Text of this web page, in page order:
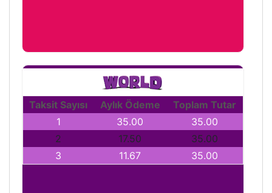
Taksit Sayısı Aylık Ödeme
Toplam Tutar
1
35.00
35.00
2
17.50
35.00
3
11.67 35.00